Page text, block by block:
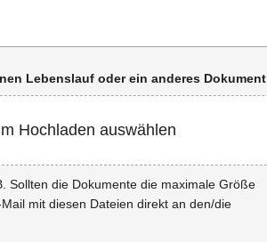
Lebenslauf oder ein anderes Dokument
Hochladen auswählen
Sollten die Dokumente die maximale Größe
mit diesen Dateien direkt an den/die